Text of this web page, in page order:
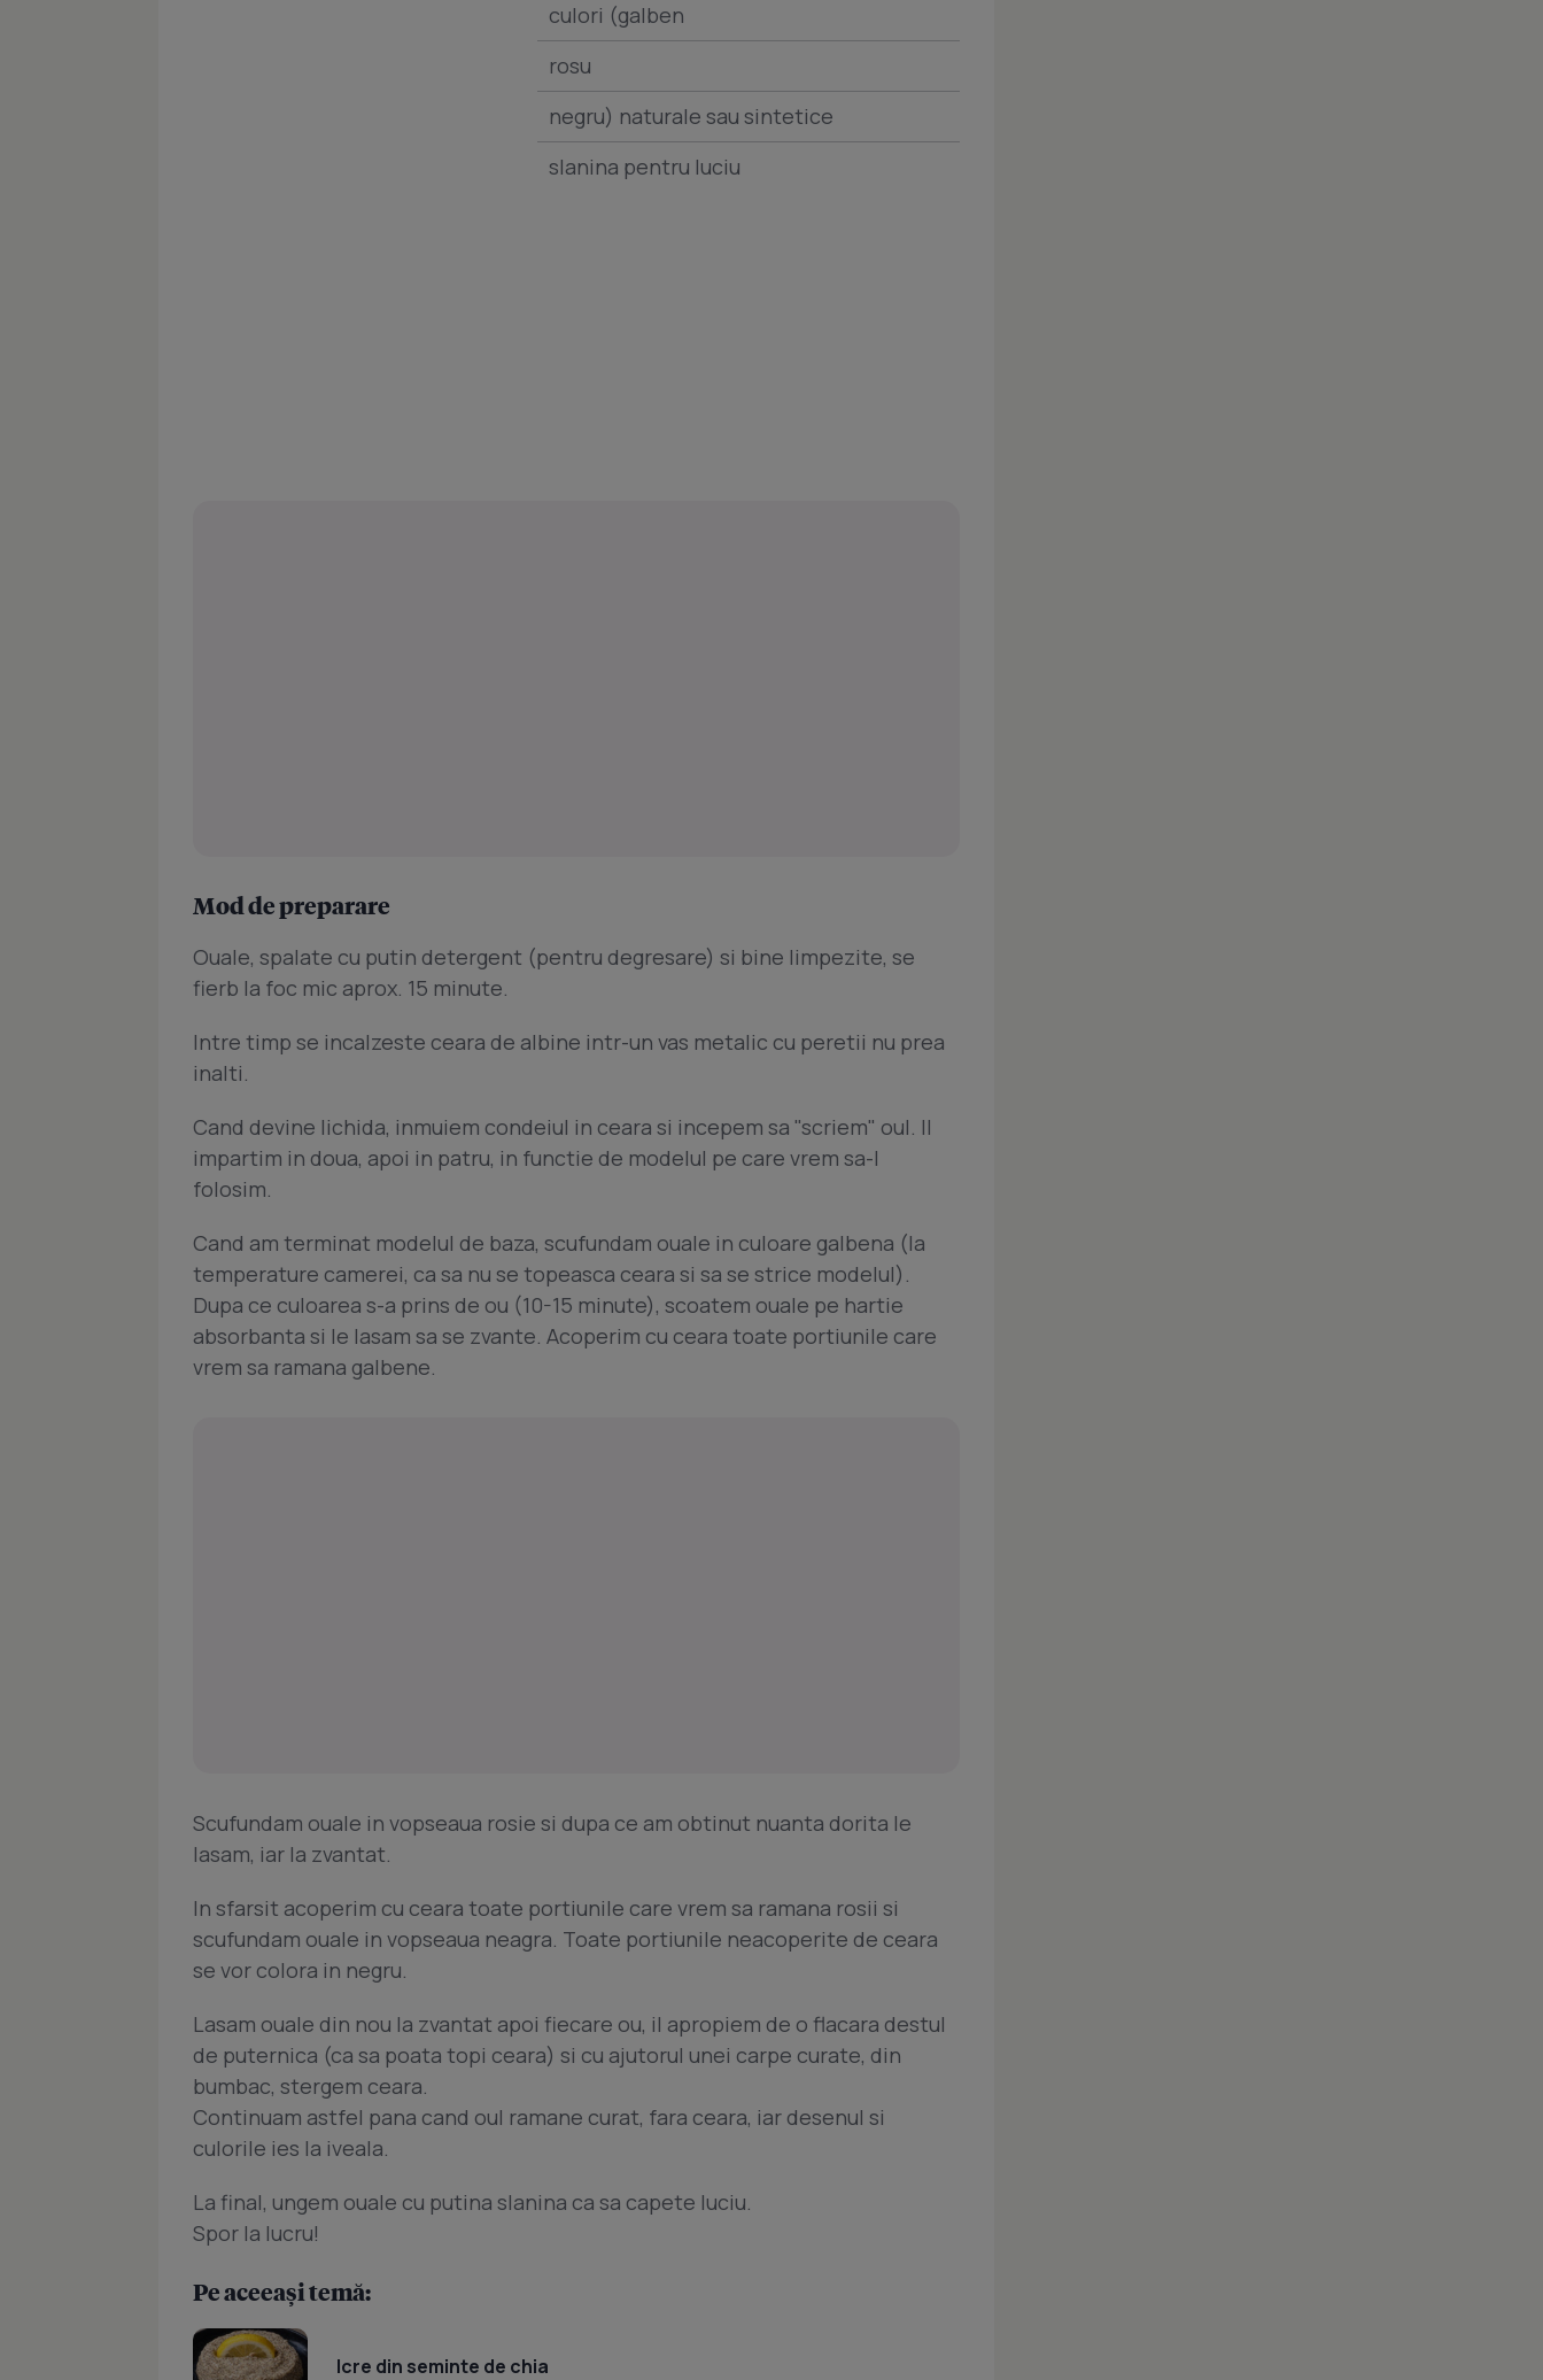
culori (galben
rosu
negru) naturale sau sintetice
slanina pentru luciu
Mod de preparare
Ouale, spalate cu putin detergent (pentru degresare) si bine limpezite, se
fierb la foc mic aprox. 15 minute.
Intre timp se incalzeste ceara de albine intr-un vas metalic cu peretii nu prea
inalti.
Cand devine lichida, inmuiem condeiul in ceara si incepem sa "scriem" oul. Il
impartim in doua, apoi in patru, in functie de modelul pe care vrem sa-l
folosim.
Cand am terminat modelul de baza, scufundam ouale in culoare galbena (la
temperature camerei, ca sa nu se topeasca ceara si sa se strice modelul).
Dupa ce culoarea s-a prins de ou (10-15 minute), scoatem ouale pe hartie
absorbanta si le lasam sa se zvante. Acoperim cu ceara toate portiunile care
vrem sa ramana galbene.
Scufundam ouale in vopseaua rosie si dupa ce am obtinut nuanta dorita le
lasam, iar la zvantat.
In sfarsit acoperim cu ceara toate portiunile care vrem sa ramana rosii si
scufundam ouale in vopseaua neagra. Toate portiunile neacoperite de ceara
se vor colora in negru.
Lasam ouale din nou la zvantat apoi fiecare ou, il apropiem de o flacara destul
de puternica (ca sa poata topi ceara) si cu ajutorul unei carpe curate, din
bumbac, stergem ceara.
Continuam astfel pana cand oul ramane curat, fara ceara, iar desenul si
culorile ies la iveala.
La final, ungem ouale cu putina slanina ca sa capete luciu.
Spor la lucru!
Pe aceeași temă:
Icre din seminte de chia